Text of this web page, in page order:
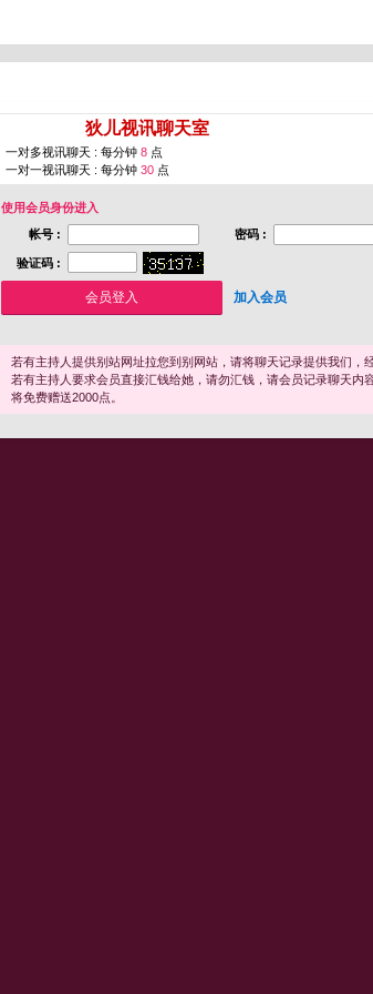
狄儿视讯聊天室
一对多视讯聊天 : 每分钟 8 点
一对一视讯聊天 : 每分钟 30 点
使用会员身份进入
帐号 :
密码 :
验证码 :
加入会员
若有主持人提供别站网址拉您到别网站，请将聊天记录提供我们，
若有主持人要求会员直接汇钱给她，请勿汇钱，请会员记录聊天
将免费赠送2000点。